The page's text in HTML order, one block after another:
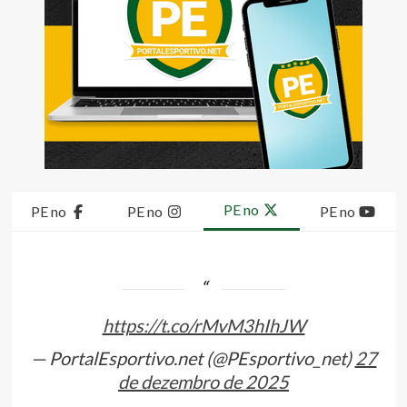
PE no PE no PE no PE no
https://t.co/rMvM3hIhJW
— PortalEsportivo.net (@PEsportivo_net)27
de dezembro de 2025